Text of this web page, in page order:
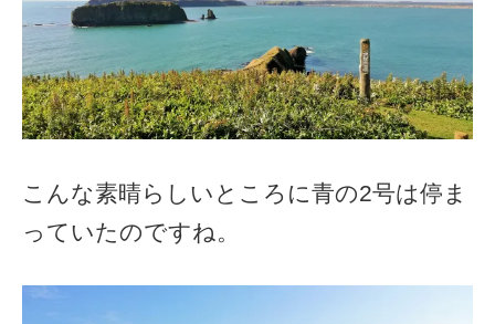
こんな素晴らしいところに青の2号は停ま
っていたのですね。